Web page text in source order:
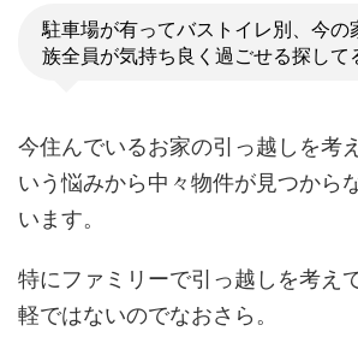
駐車場が有ってバストイレ別、今の
族全員が気持ち良く過ごせる探して
今住んでいるお家の引っ越しを考
いう悩みから中々物件が見つから
います。
特にファミリーで引っ越しを考え
軽ではないのでなおさら。